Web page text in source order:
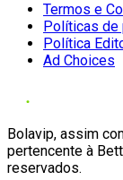
Termos e
Políticas de
Política
Ad Choices
Bolavip, assim
pertencente à
reservados.